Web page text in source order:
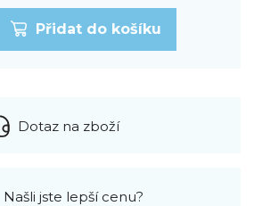
Přidat do košíku
Dotaz na zboží
Našli jste lepší cenu?